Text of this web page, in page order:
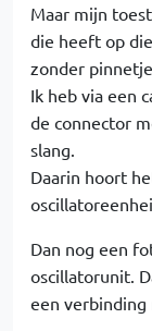
Maar mijn
die heeft op
zonder pinnetje.
Ik heb via een
de connector
slang.
Daarin hoort
Dan nog een
oscillatorunit.
een verbinding